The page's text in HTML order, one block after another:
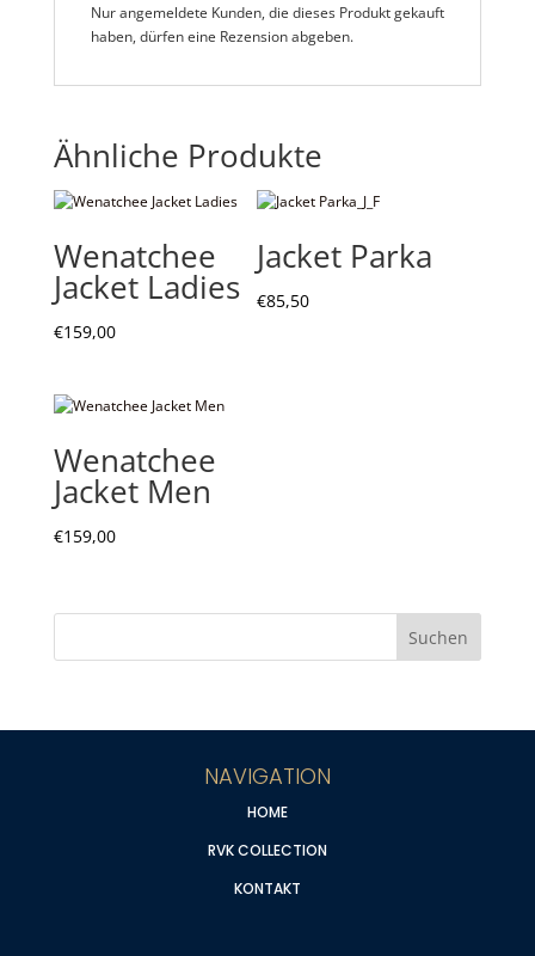
Nur angemeldete Kunden, die dieses Produkt gekauft
haben, dürfen eine Rezension abgeben.
Ähnliche Produkte
Wenatchee
Jacket Ladies
€159,00
Jacket Parka
€85,50
Wenatchee
Jacket Men
€159,00
NAVIGATION
HOME
RVK COLLECTION
KONTAKT